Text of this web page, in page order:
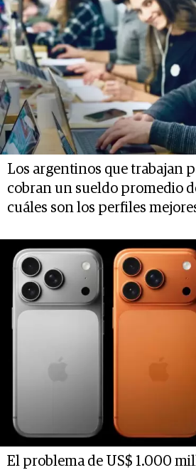
Los argentinos que trabajan
cobran un sueldo promedio
cuáles son los perfiles
El problema de US$ 1.000